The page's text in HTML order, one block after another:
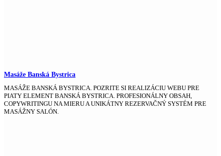
Masáže Banská Bystrica
MASÁŽE BANSKÁ BYSTRICA. POZRITE SI REALIZÁCIU WEBU PRE
PIATY ELEMENT BANSKÁ BYSTRICA. PROFESIONÁLNY OBSAH,
COPYWRITINGU NA MIERU A UNIKÁTNY REZERVAČNÝ SYSTÉM PRE
MASÁŽNY SALÓN.